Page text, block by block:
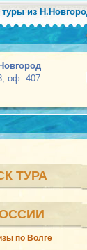
туры из
оф. 407
ТУРА
по Волге